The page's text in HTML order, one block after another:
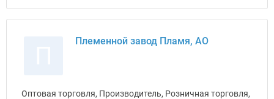
Племенной завод Пламя, АО
Оптовая торговля, Производитель, Розничная торговля,